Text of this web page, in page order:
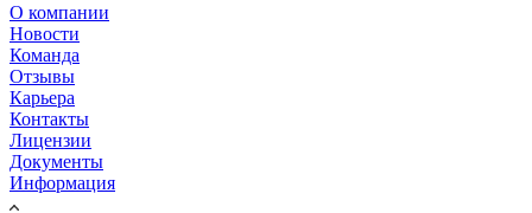
О компании
Новости
Команда
Отзывы
Карьера
Контакты
Лицензии
Документы
Информация